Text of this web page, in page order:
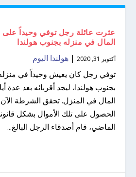
عثرت عائلة رجل توفي وحيداً على
المال في منزله بجنوب هولندا
أكتوبر 31, 2020 |هولندا اليوم
توفي رجل كان يعيش وحيداً في
بجنوب هولندا، ليجد أقربائه بعد عدة
المال في المنزل. تحقق الشرطة الآن
الحصول على تلك الأموال بشكل
الماضي، قام أصدقاء الرجل البالغ...